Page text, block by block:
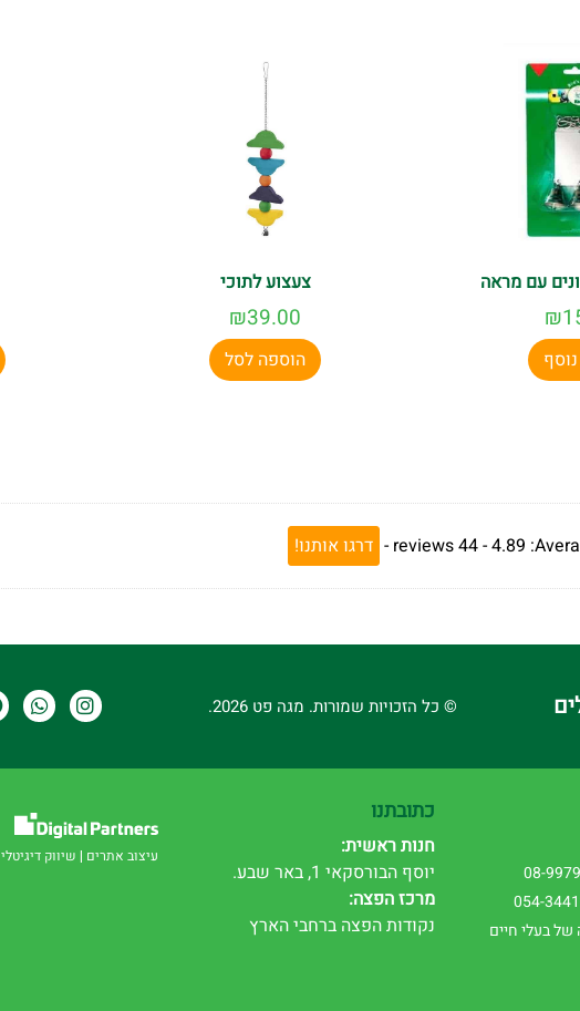
עם מראה
₪
צעצוע לתוכי
₪39.00
הוספה לסל
4.89 -
44
reviews
- דרגו אותנו!
© כל הזכויות שמורות. מגה פט 2026.
של בעלי חיים
כתובתנו
חנות ראשית:
יוסף הבורסקאי 1, באר שבע.
מרכז הפצה:
נקודות הפצה ברחבי הארץ
עיצוב אתרים | שיווק דיגיטלי